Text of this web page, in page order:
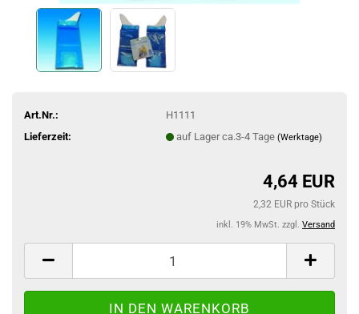
Art.Nr.:
H1111
Lieferzeit:
auf Lager ca.3-4 Tage (Werktage)
4,64 EUR
2,32 EUR pro Stück
inkl. 19% MwSt. zzgl. Versand